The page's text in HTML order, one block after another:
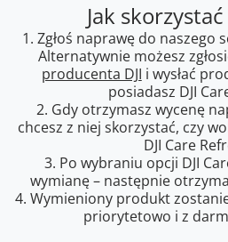
Jak skorzystać
1. Zgłoś naprawę do naszego
Alternatywnie możesz
producenta DJI i wysłać
posiadasz DJI
2. Gdy otrzymasz wycenę
chcesz z niej skorzystać, czy
DJI Care
3. Po wybraniu opcji DJI
wymianę – następnie
4. Wymieniony produkt
priorytetowo i z